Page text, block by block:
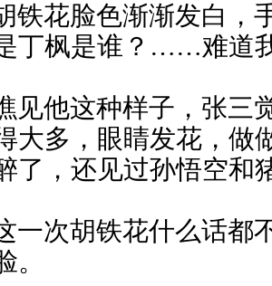
铁花脸色渐渐发白，
丁枫是谁？……难道
见他这种样子，张三
大多，眼睛发花，做
了，还见过孙悟空和
一次胡铁花什么话都
。